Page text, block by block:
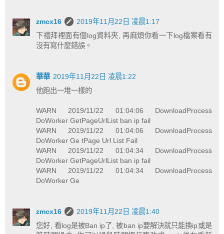
zmcx16
2019年11月22日 凌晨1:17
下禮拜裡面有個log資料夾, 再麻煩你看一下log檔案看有
沒有寫什麼錯誤。
華華 2019年11月22日 凌晨1:22
他跑出一堆一樣的
WARN 2019/11/22 01:04:06 DownloadProcess
DoWorker GetPageUrlList ban ip fail
WARN 2019/11/22 01:04:06 DownloadProcess
DoWorker Ge tPage Url List Fail
WARN 2019/11/22 01:04:34 DownloadProcess
DoWorker GetPageUrlList ban ip fail
WARN 2019/11/22 01:04:34 DownloadProcess
DoWorker Ge
zmcx16
2019年11月22日 凌晨1:40
您好, 看log是被Ban ip了, 被ban ip要解決就只能換ip或是